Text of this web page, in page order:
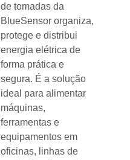
de tomadas da
BlueSensor organiza,
protege e distribui
energia elétrica de
forma prática e
segura. É a solução
ideal para alimentar
máquinas,
ferramentas e
equipamentos em
oficinas, linhas de